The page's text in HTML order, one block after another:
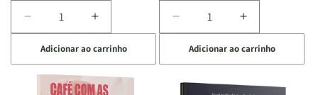
Diminuir
a
quantidade
de
Bíblia
Aumentar
a
quantidade
de
Bíblia
Adicionar ao carrinho
Diminuir
a
quantidade
de
Bíblia
Aumentar
a
quantidade
de
Bíblia
Adicionar ao carrinho